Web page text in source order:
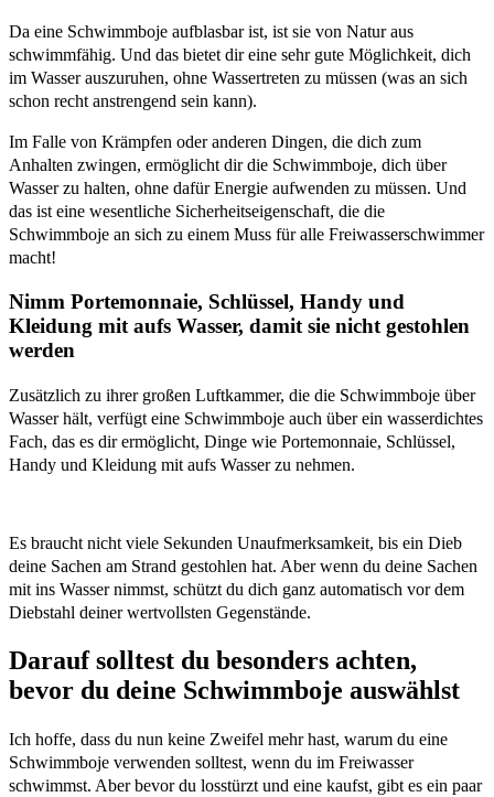
Da eine Schwimmboje aufblasbar ist, ist sie von Natur aus
schwimmfähig. Und das bietet dir eine sehr gute Möglichkeit, dich
im Wasser auszuruhen, ohne Wassertreten zu müssen (was an sich
schon recht anstrengend sein kann).
Im Falle von Krämpfen oder anderen Dingen, die dich zum
Anhalten zwingen, ermöglicht dir die Schwimmboje, dich über
Wasser zu halten, ohne dafür Energie aufwenden zu müssen. Und
das ist eine wesentliche Sicherheitseigenschaft, die die
Schwimmboje an sich zu einem Muss für alle Freiwasserschwimmer
macht!
Nimm Portemonnaie, Schlüssel, Handy und
Kleidung mit aufs Wasser, damit sie nicht gestohlen
werden
Zusätzlich zu ihrer großen Luftkammer, die die Schwimmboje über
Wasser hält, verfügt eine Schwimmboje auch über ein wasserdichtes
Fach, das es dir ermöglicht, Dinge wie Portemonnaie, Schlüssel,
Handy und Kleidung mit aufs Wasser zu nehmen.
Es braucht nicht viele Sekunden Unaufmerksamkeit, bis ein Dieb
deine Sachen am Strand gestohlen hat. Aber wenn du deine Sachen
mit ins Wasser nimmst, schützt du dich ganz automatisch vor dem
Diebstahl deiner wertvollsten Gegenstände.
Darauf solltest du besonders achten,
bevor du deine Schwimmboje auswählst
Ich hoffe, dass du nun keine Zweifel mehr hast, warum du eine
Schwimmboje verwenden solltest, wenn du im Freiwasser
schwimmst. Aber bevor du losstürzt und eine kaufst, gibt es ein paar